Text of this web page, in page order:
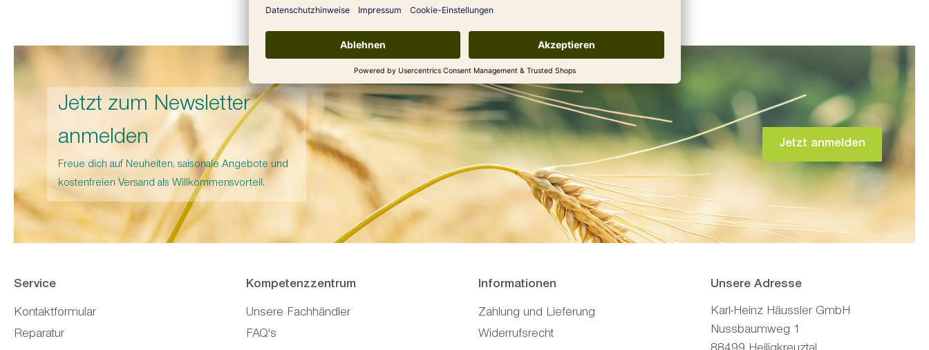
Jetzt zum Newsletter
anmelden
Freue dich auf Neuheiten, saisonale Angebote und
kostenfreien Versand als Willkommensvorteil.
Jetzt anmelden
Service
Kontaktformular
Reparatur
Kompetenzzentrum
Unsere Fachhändler
FAQ's
Informationen
Zahlung und Lieferung
Widerrufsrecht
Unsere Adresse
Karl-Heinz Häussler GmbH
Nussbaumweg 1